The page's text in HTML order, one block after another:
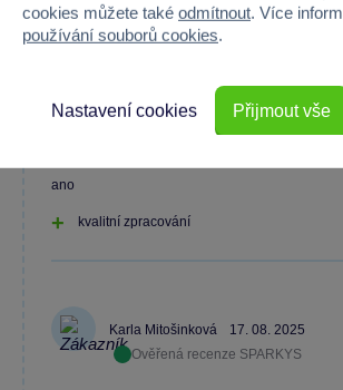
Máte zkušenost s tímto
Karla Mitošinková
17. 08. 2025
Ověřená recenze SPARKYS
ano
kvalitní zpracování
cookies můžete také odmítnout. Více
používání souborů cookies.
Nastavení cookies Přijmout vše